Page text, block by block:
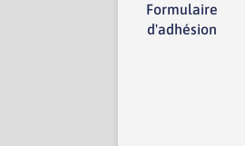
Formulaire
d'adhésion